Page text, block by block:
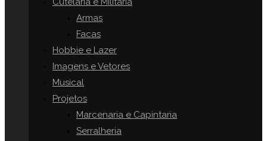
Armas
Facas
Hobbie e Lazer
Imagens e Vetores
Musical
Projetos
Marcenaria e Capintaria
Serralheria